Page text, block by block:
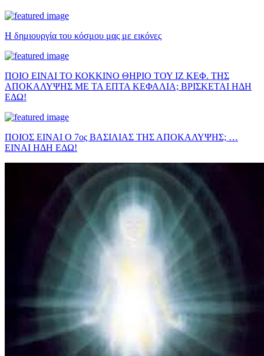
Η δημιουργία του κόσμου μας με εικόνες
ΠΟΙΟ ΕΙΝΑΙ ΤΟ ΚΟΚΚΙΝΟ ΘΗΡΙΟ ΤΟΥ ΙΖ ΚΕΦ. ΤΗΣ
ΑΠΟΚΑΛΥΨΗΣ ΜΕ ΤΑ ΕΠΤΑ ΚΕΦΑΛΙΑ; ΒΡΙΣΚΕΤΑΙ ΗΔΗ
ΕΔΩ!
ΠΟΙΟΣ ΕΙΝΑΙ Ο 7ος ΒΑΣΙΛΙΑΣ ΤΗΣ ΑΠΟΚΑΛΥΨΗΣ; …
ΕΙΝΑΙ ΗΔΗ ΕΔΩ!